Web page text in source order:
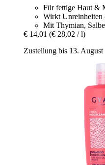
Für fettige Haut &
Wirkt Unreinheiten
Mit Thymian,
€ 14,01 (€ 28,02 / l)
Zustellung bis 13. August